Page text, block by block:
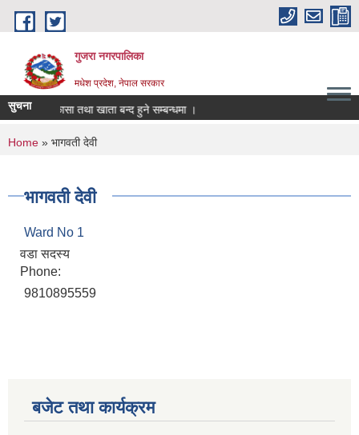
Skip to main content
गुजरा नगरपालिका
मधेश प्रदेश, नेपाल सरकार
सुचनानिकासा तथा खाता बन्द हुने सम्बन्धमा ।
You are here
Home » भागवती देवी
भागवती देवी
Ward No 1
वडा सदस्य
Phone:
9810895559
बजेट तथा कार्यक्रम